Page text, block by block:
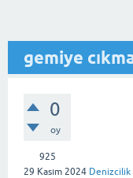
gemiye
0
oy
925
29 Kasım 2024 Denizcilik